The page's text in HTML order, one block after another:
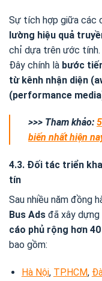
Sự tích hợp giữa các
lường hiệu quả
chỉ dựa trên ước tính.
Đây chính là bước
từ kênh nhận diện
(performance
>>> Tham khảo:
biến nhất hiện
4.3. Đối tác triển
tín
Sau nhiều năm đồng
Bus Ads đã xây
cáo phủ rộng hơn
bao gồm:
Hà Nội, TP.HCM,